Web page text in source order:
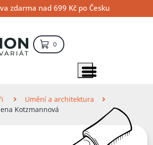
zdarma nad 699 Kč po Česku
0položek – košík
Zobrazit položky menu
Umění a architektura
Kotzmannová